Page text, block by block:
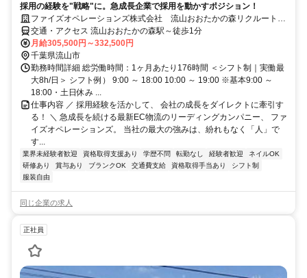
採用の経験を"戦略"に。急成長企業で採用を動かすポジション！
ファイズオペレーションズ株式会社 流山おおたかの森リクルートセ
ンター
交通・アクセス 流山おおたかの森駅～徒歩1分
月給305,500円～332,500円
千葉県流山市
勤務時間詳細 総労働時間：1ヶ月あたり176時間 ＜シフト制｜実働最
大8h/日＞ シフト例） 9:00 ～ 18:00 10:00 ～ 19:00 ※基本9:00 ～
18:00・土日休み ...
仕事内容 ／ 採用経験を活かして、 会社の成長をダイレクトに牽引す
る！ ＼ 急成長を続ける最新EC物流のリーディングカンパニー、 ファ
イズオペレーションズ。 当社の最大の強みは、紛れもなく「人」で
す...
業界未経験者歓迎 資格取得支援あり 学歴不問 転勤なし 経験者歓迎
ネイルOK
研修あり
賞与あり ブランクOK 交通費支給 資格取得手当あり
シフト制
服装自由
同じ企業の求人
正社員